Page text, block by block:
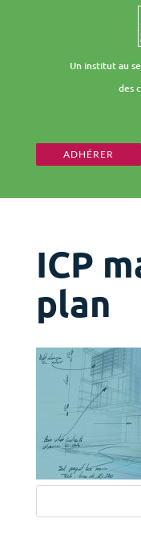
Un institut au
des
ADHÉRER
ICP
plan